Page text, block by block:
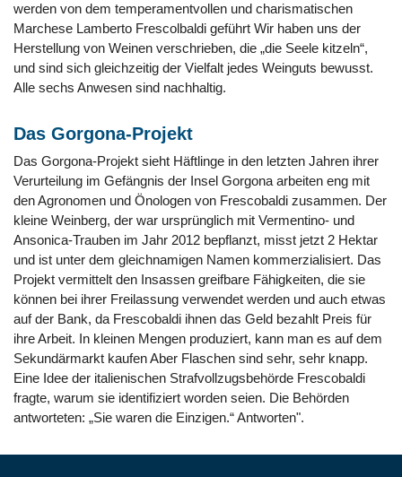
werden von dem temperamentvollen und charismatischen
Marchese Lamberto Frescolbaldi geführt Wir haben uns der
Herstellung von Weinen verschrieben, die „die Seele kitzeln“,
und sind sich gleichzeitig der Vielfalt jedes Weinguts bewusst.
Alle sechs Anwesen sind nachhaltig.
Das Gorgona-Projekt
Das Gorgona-Projekt sieht Häftlinge in den letzten Jahren ihrer
Verurteilung im Gefängnis der Insel Gorgona arbeiten eng mit
den Agronomen und Önologen von Frescobaldi zusammen. Der
kleine Weinberg, der war ursprünglich mit Vermentino- und
Ansonica-Trauben im Jahr 2012 bepflanzt, misst jetzt 2 Hektar
und ist unter dem gleichnamigen Namen kommerzialisiert. Das
Projekt vermittelt den Insassen greifbare Fähigkeiten, die sie
können bei ihrer Freilassung verwendet werden und auch etwas
auf der Bank, da Frescobaldi ihnen das Geld bezahlt Preis für
ihre Arbeit. In kleinen Mengen produziert, kann man es auf dem
Sekundärmarkt kaufen Aber Flaschen sind sehr, sehr knapp.
Eine Idee der italienischen Strafvollzugsbehörde Frescobaldi
fragte, warum sie identifiziert worden seien. Die Behörden
antworteten: „Sie waren die Einzigen.“ Antworten".